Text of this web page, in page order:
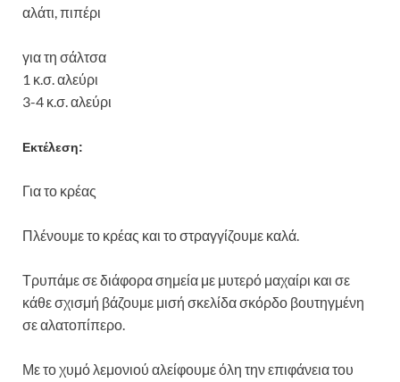
αλάτι, πιπέρι
για τη σάλτσα
1 κ.σ. αλεύρι
3-4 κ.σ. αλεύρι
Εκτέλεση:
Για το κρέας
Πλένουμε το κρέας και το στραγγίζουμε καλά.
Τρυπάμε σε διάφορα σημεία με μυτερό μαχαίρι και σε
κάθε σχισμή βάζουμε μισή σκελίδα σκόρδο βουτηγμένη
σε αλατοπίπερο.
Με το χυμό λεμονιού αλείφουμε όλη την επιφάνεια του